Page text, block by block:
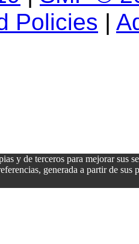
Policies |
y de terceros para mejorar sus
generada a partir de